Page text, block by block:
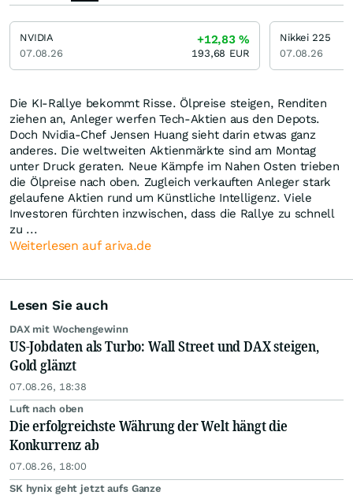
Die KI-Rallye bekommt Risse. Ölpreise steigen, Renditen
ziehen an, Anleger werfen Tech-Aktien aus den Depots.
Doch Nvidia-Chef Jensen Huang sieht darin etwas ganz
anderes. Die weltweiten Aktienmärkte sind am Montag
unter Druck geraten. Neue Kämpfe im Nahen Osten trieben
die Ölpreise nach oben. Zugleich verkauften Anleger stark
gelaufene Aktien rund um Künstliche Intelligenz. Viele
Investoren fürchten inzwischen, dass die Rallye zu schnell
zu ...
Weiterlesen auf ariva.de
Lesen Sie auch
DAX mit Wochengewinn
US-Jobdaten als Turbo: Wall Street und DAX steigen,
Gold glänzt
07.08.26, 18:38
Luft nach oben
Die erfolgreichste Währung der Welt hängt die
Konkurrenz ab
07.08.26, 18:00
SK hynix geht jetzt aufs Ganze
NVIDIA
07.08.26
+12,83%
193,68 EUR
Nikkei 225
07.08.26